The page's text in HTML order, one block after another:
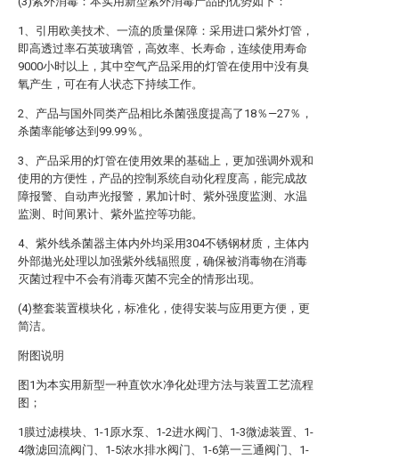
1、引用欧美技术、一流的质量保障：采用进口紫外灯管，
即高透过率石英玻璃管，高效率、长寿命，连续使用寿命
9000小时以上，其中空气产品采用的灯管在使用中没有臭
氧产生，可在有人状态下持续工作。
2、产品与国外同类产品相比杀菌强度提高了18％—27％，
杀菌率能够达到99.99％。
3、产品采用的灯管在使用效果的基础上，更加强调外观和
使用的方便性，产品的控制系统自动化程度高，能完成故
障报警、自动声光报警，累加计时、紫外强度监测、水温
监测、时间累计、紫外监控等功能。
4、紫外线杀菌器主体内外均采用304不锈钢材质，主体内
外部拋光处理以加强紫外线辐照度，确保被消毒物在消毒
灭菌过程中不会有消毒灭菌不完全的情形出现。
(4)整套装置模块化，标准化，使得安装与应用更方便，更
简洁。
附图说明
图1为本实用新型一种直饮水净化处理方法与装置工艺流程
图；
1膜过滤模块、1-1原水泵、1-2进水阀门、1-3微滤装置、1-
4微滤回流阀门、1-5浓水排水阀门、1-6第一三通阀门、1-